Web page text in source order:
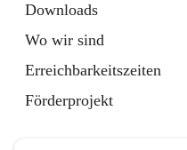
Downloads
Wo wir sind
Erreichbarkeitszeiten
Förderprojekt